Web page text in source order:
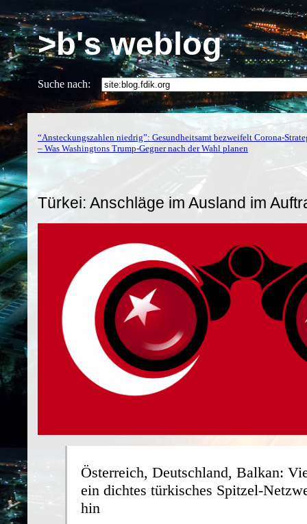
>b's weblog
Suche nach:
“Ansteckungszahlen niedrig”: Gesundheitsamt bezweifelt Corona-
– Was Washingtons Trump-Gegner nach der Wahl planen
Türkei: Anschläge im Ausland im
Österreich, Deutschland, Balkan:
ein dichtes türkisches Spitzel-
hin